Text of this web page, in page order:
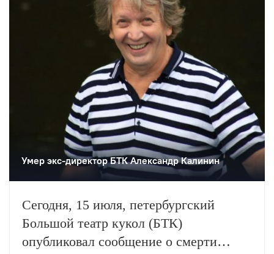
Умер экс-директор БТК Александр Калинин
Сегодня, 15 июля, петербургский
Большой театр кукол (БТК)
опубликовал сообщение о смерти